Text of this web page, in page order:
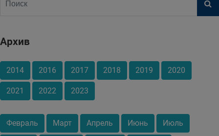
Архив
2014 2016 2017 2018 2019 2020
2021 2022 2023
Февраль Март Апрель Июнь Июль